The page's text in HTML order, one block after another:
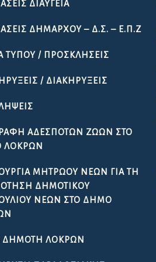
ΔΙΑΎΓΕΙΑ
ΔΗΜΆΡΧΟΥ – Δ.Σ. – Ε.Π.Ζ
ΤΎΠΟΥ / ΠΡΟΣΚΛΉΣΕΙΣ
/ ΔΙΑΚΗΡΎΞΕΙΣ
ΑΔΈΣΠΟΤΩΝ ΖΏΩΝ ΣΤΟ
ΛΟΚΡΏΝ
ΜΗΤΡΏΟΥ ΝΈΩΝ ΓΙΑ ΤΗ
ΔΗΜΟΤΙΚΟΎ
ΝΈΩΝ ΣΤΟ ΔΉΜΟ
ΔΗΜΌΤΗ ΛΟΚΡΏΝ